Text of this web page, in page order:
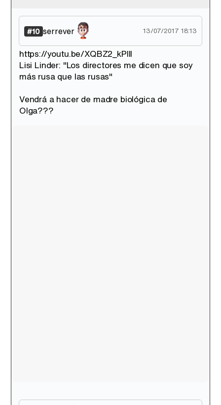
#10 serrever 13/07/2017 18:13
https://youtu.be/XQBZ2_kPIlI
Lisi Linder: "Los directores me dicen que soy
más rusa que las rusas"
Vendrá a hacer de madre biológica de
Olga???